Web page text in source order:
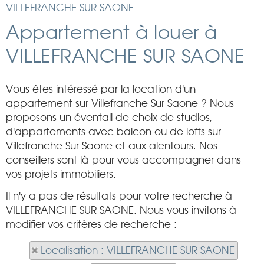
VILLEFRANCHE SUR SAONE
Appartement à louer à
VILLEFRANCHE SUR SAONE
Vous êtes intéressé par la location d'un
appartement sur Villefranche Sur Saone ? Nous
proposons un éventail de choix de studios,
d'appartements avec balcon ou de lofts sur
Villefranche Sur Saone et aux alentours. Nos
conseillers sont là pour vous accompagner dans
vos projets immobiliers.
Il n'y a pas de résultats pour votre recherche à
VILLEFRANCHE SUR SAONE. Nous vous invitons à
modifier vos critères de recherche :
Localisation : VILLEFRANCHE SUR SAONE